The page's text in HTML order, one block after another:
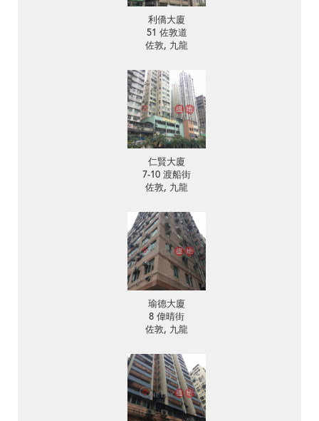
利僑大廈
51 佐敦道
佐敦, 九龍
仁賢大廈
7-10 渡船街
佐敦, 九龍
瑜德大廈
8 偉晴街
佐敦, 九龍